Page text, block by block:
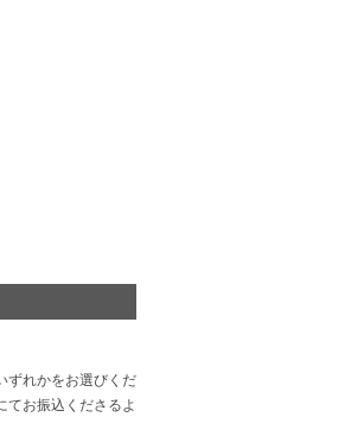
ずれかをお選びくだ
てお振込くださるよ